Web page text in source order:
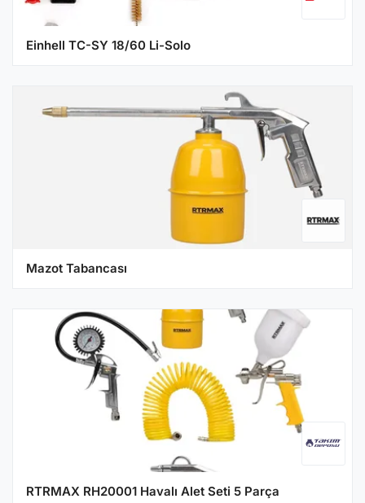
Einhell TC-SY 18/60 Li-Solo
Mazot Tabancası
RTRMAX RH20001 Havalı Alet Seti 5 Parça